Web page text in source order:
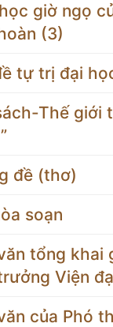
giờ ngọ
(3)
tự trị đại
Thế giới
đề (thơ)
soạn
tổng khai
Viện
của Phó